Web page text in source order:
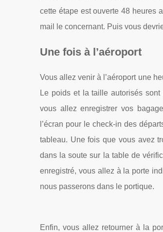
cette étape est ouverte 48 heures
mail le concernant. Puis vous
Une fois à l’aéroport
Vous allez venir à l’aéroport une
Le poids et la taille autorisés
vous allez enregistrer vos
l’écran pour le check-in des
tableau. Une fois que vous avez
dans la soute sur la table de
enregistré, vous allez à la porte
nous passerons dans le portique.
Enfin, vous allez retourner à la